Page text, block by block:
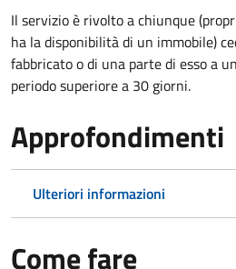
Il servizio è rivolto a chiunque
ha la disponibilità di un immobile)
fabbricato o di una parte di esso a
periodo superiore a 30 giorni.
Approfondimenti
Ulteriori informazioni
Come fare